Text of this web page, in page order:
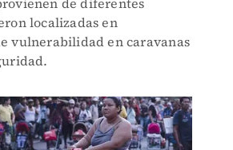
localizadas en
vulnerabilidad en caravanas